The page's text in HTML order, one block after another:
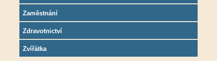
Zaměstnání
Zdravotnictví
Zvířátka